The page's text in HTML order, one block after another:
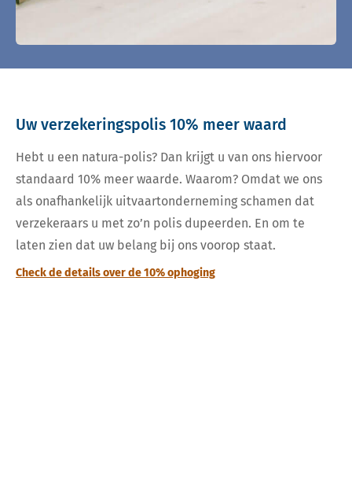
Uw verzekeringspolis 10% meer waard
Hebt u een natura-polis? Dan krijgt u van ons hiervoor
standaard 10% meer waarde. Waarom? Omdat we ons
als onafhankelijk uitvaartonderneming schamen dat
verzekeraars u met zo’n polis dupeerden. En om te
laten zien dat uw belang bij ons voorop staat.
Check de details over de 10% ophoging